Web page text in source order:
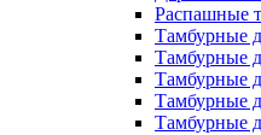
Распашные
Тамбурные
Тамбурные
Тамбурные
Тамбурные
Тамбурные